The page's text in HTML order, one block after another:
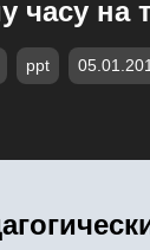
часу
ppt